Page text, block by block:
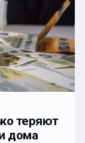
теряют
дома